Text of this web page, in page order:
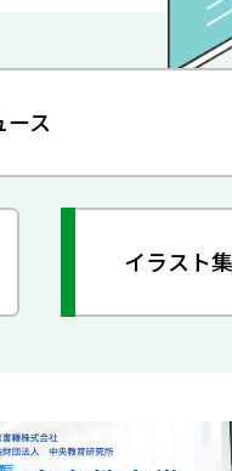
ース
イラスト集